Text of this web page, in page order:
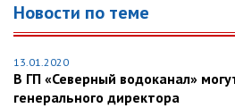
Новости по теме
13.01.2020
В ГП «Северный водоканал»
генерального директора